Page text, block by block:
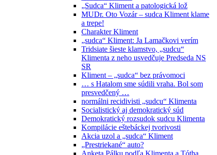
„Sudca“ Kliment a patologická lož
MUDr. Oto Vozár – sudca Kliment klame
a trepe!
Charakter Kliment
„sudca“ Kliment: Ja Lamačkovi verím
Tridsiate šieste klamstvo, „sudcu“
Klimenta z neho usvedčuje Predseda NS
SR
Kliment – „sudca“ bez právomoci
… s Hatalom sme súdili vraha. Bol som
presvedčený …
normálni recidivisti „sudcu“ Klimenta
Socialistický aj demokratický súd
Demokratický rozsudok sudcu Klimenta
Kompilácie eštebáckej tvorivosti
Akcia uzol a „sudca“ Kliment
„Prestriekané“ auto?
Anketa Pálku podľa Klimenta a Tótha